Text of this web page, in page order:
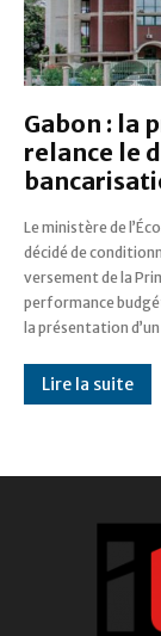
Gabon : la
relance le
Le ministère de
décidé de
versement de la
performance
la présentation
d’identité bancaire
note circulaire du 5
2025, signée par le
général Guy
Lire la suite